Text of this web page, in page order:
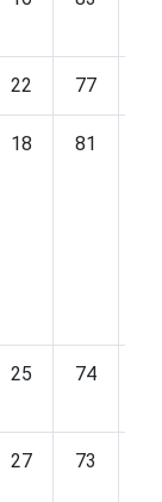
22 77
18 81
25 74
27 73